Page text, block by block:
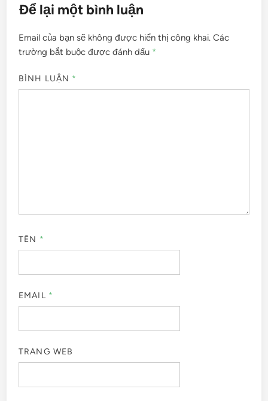
Để lại một bình luận
Email của bạn sẽ không được hiển thị công khai. Các
trường bắt buộc được đánh dấu *
BÌNH LUẬN *
TÊN *
EMAIL *
TRANG WEB